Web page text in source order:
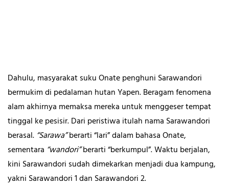
Dahulu, masyarakat suku Onate penghuni Sarawandori
bermukim di pedalaman hutan Yapen. Beragam fenomena
alam akhirnya memaksa mereka untuk menggeser tempat
tinggal ke pesisir. Dari peristiwa itulah nama Sarawandori
berasal. “Sarawa”berarti “lari” dalam bahasa Onate,
sementara “wandori”berarti “berkumpul”. Waktu berjalan,
kini Sarawandori sudah dimekarkan menjadi dua kampung,
yakni Sarawandori 1 dan Sarawandori 2.